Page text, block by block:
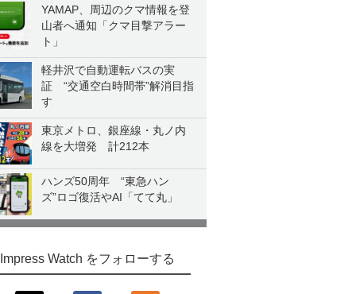
YAMAP、周辺のクマ情報を登
山者へ通知「クマ目撃アラー
ト」
軽井沢で自動運転バスの実
証 “交通空白時間帯”解消目指
す
東京メトロ、銀座線・丸ノ内
線を大増発 計212本
ハンズ50周年 “東急ハン
ズ”ロゴ復活やAI「てて丸」
Impress Watch をフォローする